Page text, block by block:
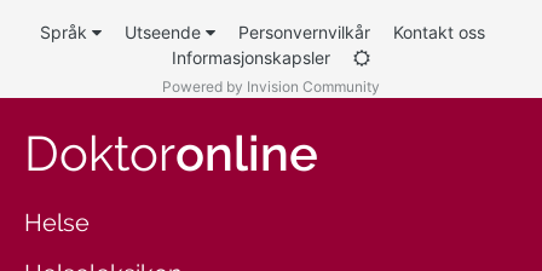
Språk Utseende Personvernvilkår
Kontakt oss
Informasjonskapsler
Powered by Invision Community
Doktoronline
Helse